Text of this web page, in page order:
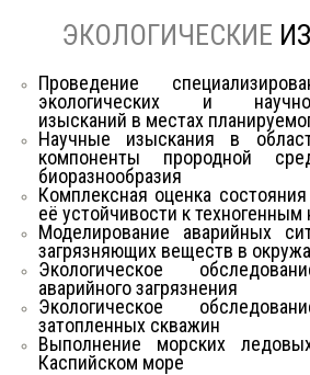
ЭКОЛОГИЧЕСКИЕ
Проведение
экологических и научно-
изысканий в местах
Научные изыскания в
компоненты прородной
биоразнообразия
Комплексная оценка
её устойчивости к техногенным
Моделирование аварийных
загрязняющих веществ в
Экологическое
аварийного загрязнения
Экологическое
затопленных скважин
Выполнение морских
Каспийском море